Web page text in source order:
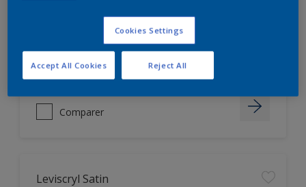
Résistant au lustrage
Seulement disponible en magasin
Comparer
Leviscryl Satin
Cookies Settings
Reject All
Accept All Cookies